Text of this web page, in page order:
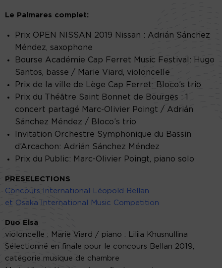
Le Palmares complet:
Prix OPEN NISSAN 2019 Nissan : Adrián Sánchez
Méndez, saxophone
Bourse Académie Cap Ferret Music Festival: Hugo
Santos, basse / Marie Viard, violoncelle
Prix de la ville de Lège Cap Ferret: Bloco’s trio
Prix du Théâtre Saint Bonnet de Bourges : 1
concert partagé Marc-Olivier Poingt / Adrián
Sánchez Méndez / Bloco’s trio
Invitation Orchestre Symphonique du Bassin
d’Arcachon: Adrián Sánchez Méndez
Prix du Public: Marc-Olivier Poingt, piano solo
PRESELECTIONS
Concours International Léopold Bellan
et Osaka International Music Competition
Duo Elsa
violoncelle : Marie Viard / piano : Liliia Khusnullina
Sélectionné en finale pour le concours Bellan 2019,
catégorie musique de chambre